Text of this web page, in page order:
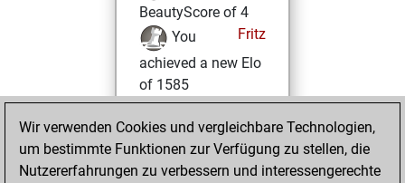
BeautyScore of 4
Fritz
You
achieved a new Elo
of 1585
Donnerstag, April
7, 2022
Wir verwenden Cookies und vergleichbare Technologien,
um bestimmte Funktionen zur Verfügung zu stellen, die
Nutzererfahrungen zu verbessern und interessengerechte